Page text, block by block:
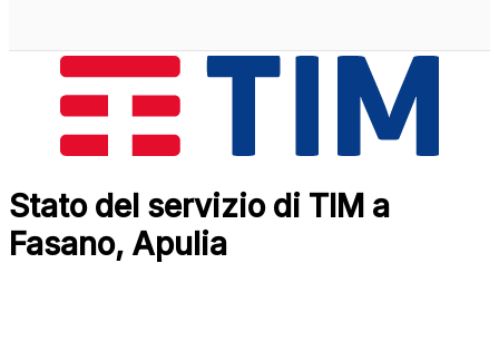
Stato del servizio di TIM a
Fasano, Apulia